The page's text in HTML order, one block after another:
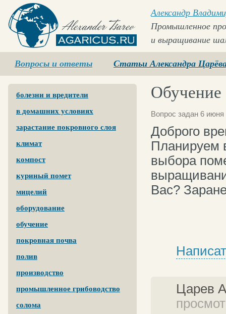
Agaricus.ru
Александр
Промышленное
и выращивание
Вопросы и ответы Статьи Александра
болезни и вредители
в домашних условиях
зарастание покровного слоя
климат
компост
куриный помет
мицелий
оборудование
обучение
покровная почва
полив
производство
промышленное грибоводство
солома
Обучение
Вопрос задан 6
Доброго
Планируем
выбора
Вас?
Царев